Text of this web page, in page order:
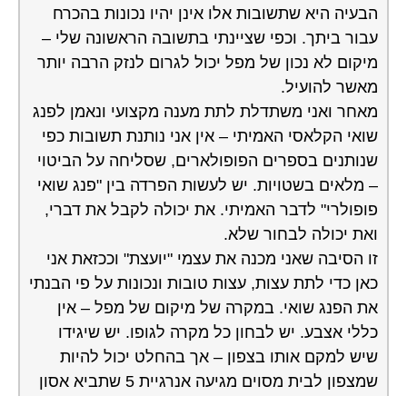
הבעיה היא שתשובות אלו אינן יהיו נכונות בהכרח
עבור ביתך. וכפי שציינתי בתשובה הראשונה שלי –
מיקום לא נכון של מפל יכול לגרום לנזק הרבה יותר
מאשר להועיל.
מאחר ואני משתדלת לתת מענה מקצועי ונאמן לפנג
שואי הקלאסי האמיתי – אין אני נותנת תשובות כפי
שנותנים בספרים הפופולארים, שסליחה על הביטוי
– מלאים בשטויות. יש לעשות הפרדה בין "פנג שואי
פופולרי" לדבר האמיתי. את יכולה לקבל את דברי,
ואת יכולה לבחור שלא.
זו הסיבה שאני מכנה את עצמי "יועצת" וככזאת אני
כאן כדי לתת עצות, עצות טובות ונכונות על פי הבנתי
את הפנג שואי. במקרה של מיקום של מפל – אין
כללי אצבע. יש לבחון כל מקרה לגופו. יש שיגידו
שיש למקם אותו בצפון – אך בהחלט יכול להיות
שמצפון לבית מסוים מגיעה אנרגיית 5 שתביא אסון